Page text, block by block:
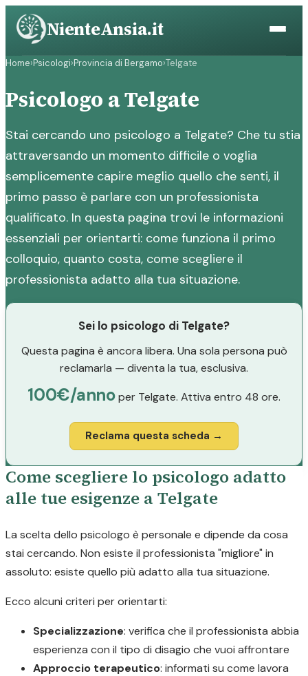
Vai
contenuto
NienteAnsia.it
Home›Psicologi›Provincia di Bergamo›Telgate
Psicologo a Telgate
Stai cercando uno psicologo a Telgate? Che tu stia
attraversando un momento difficile o voglia
semplicemente capire meglio quello che senti, il
primo passo è parlare con un professionista
qualificato. In questa pagina trovi le informazioni
essenziali per orientarti: come funziona il primo
colloquio, quanto costa, come scegliere il
professionista adatto alla tua situazione.
Sei lo psicologo di Telgate?
Questa pagina è ancora libera. Una sola persona può
reclamarla — diventa la tua, esclusiva.
100€/annoper Telgate. Attiva entro 48 ore.
Reclama questa scheda →
Come scegliere lo psicologo adatto
alle tue esigenze a Telgate
La scelta dello psicologo è personale e dipende da cosa
stai cercando. Non esiste il professionista "migliore" in
assoluto: esiste quello più adatto alla tua situazione.
Ecco alcuni criteri per orientarti:
Specializzazione: verifica che il professionista abbia
esperienza con il tipo di disagio che vuoi affrontare
Approccio terapeutico: informati su come lavora